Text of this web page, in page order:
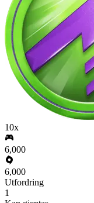
10x
6,000
6,000
Utfordring
1